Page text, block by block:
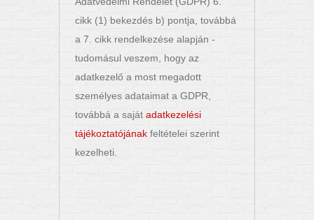
cikk (1) bekezdés b) pontja, továbbá
a 7. cikk rendelkezése alapján -
tudomásul veszem, hogy az
adatkezelő a most megadott
személyes adataimat a GDPR,
továbbá a saját adatkezelési
tájékoztatójának feltételei szerint
kezelheti.